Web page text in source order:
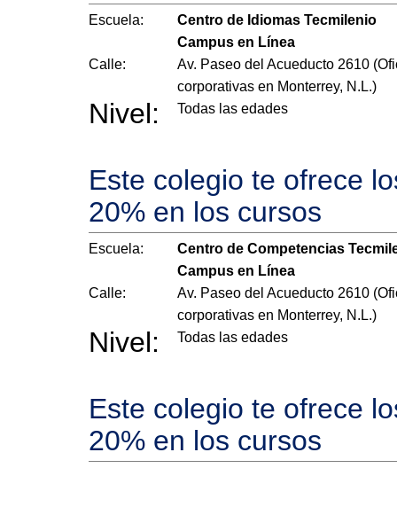
Escuela:
Centro de Idiomas Tecmilenio
Campus en Línea
Calle:
Av. Paseo del Acueducto 2610
corporativas en Monterrey, N.L.)
Nivel: Todas las edades
Este colegio te ofrece
20% en los cursos
Escuela:
Centro de Competencias
Campus en Línea
Calle:
Av. Paseo del Acueducto 2610
corporativas en Monterrey, N.L.)
Nivel: Todas las edades
Este colegio te ofrece
20% en los cursos